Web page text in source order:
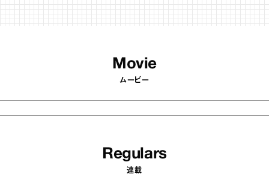
Movie
ムービー
Regulars
連載